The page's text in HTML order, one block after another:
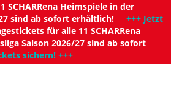
Heimspiele in der
27 sind ab sofort erhältlich! +++ Jetzt
für alle 11 SCHARRena
Saison 2026/27 sind ab sofort
sichern! +++